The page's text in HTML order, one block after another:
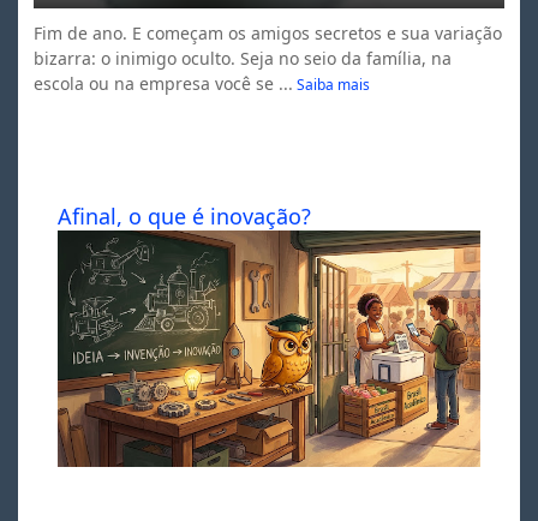
Fim de ano. E começam os amigos secretos e sua variação
bizarra: o inimigo oculto. Seja no seio da família, na
escola ou na empresa você se ... Saiba mais
Afinal, o que é inovação?